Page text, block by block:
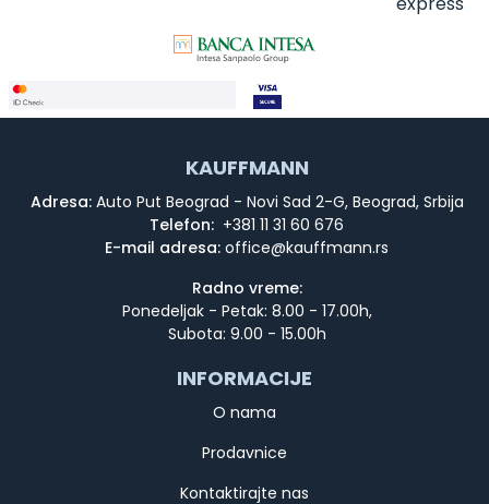
KAUFFMANN
Adresa:Auto Put Beograd - Novi Sad 2-G, Beograd, Srbija
Telefon: +381 11 31 60 676
E-mail adresa:
Radno vreme:
Ponedeljak - Petak: 8.00 - 17.00h,
Subota: 9.00 - 15.00h
INFORMACIJE
O nama
Prodavnice
Kontaktirajte nas